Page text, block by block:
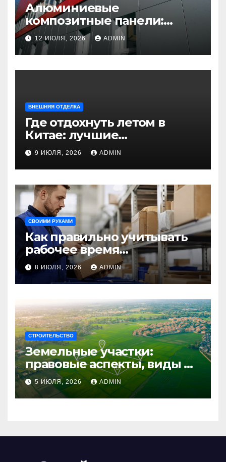
Алюминиевые
композитные панели:
универсальное решение
для современного
строительства и дизайна
12 ИЮЛЯ, 2026 ADMIN
ВНЕШНЯЯ ОТДЕЛКА
Где отдохнуть летом в
Китае: лучшие
направления для
незабываемого
путешествия
9 ИЮЛЯ, 2026 ADMIN
СВОИМИ РУКАМИ
Как правильно учитывать
рабочее время
сотрудников: советы для
бизнеса
8 ИЮЛЯ, 2026 ADMIN
СТРОИТЕЛЬСТВО
Земельные участки:
правовые аспекты, виды и
возможности
использования
5 ИЮЛЯ, 2026 ADMIN